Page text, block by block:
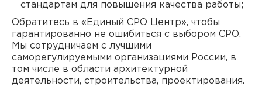
стандартам для повышения качества работы;
Обратитесь в «Единый СРО Центр», чтобы
гарантированно не ошибиться с выбором СРО.
Мы сотрудничаем с лучшими
саморегулируемыми организациями России, в
том числе в области архитектурной
деятельности, строительства, проектирования.